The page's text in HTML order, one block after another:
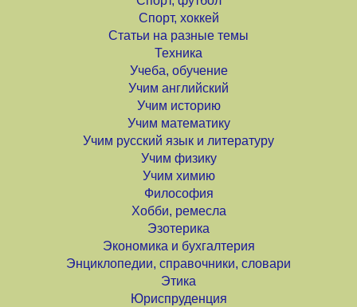
Спорт, хоккей
Статьи на разные темы
Техника
Учеба, обучение
Учим английский
Учим историю
Учим математику
Учим русский язык и литературу
Учим физику
Учим химию
Философия
Хобби, ремесла
Эзотерика
Экономика и бухгалтерия
Энциклопедии, справочники, словари
Этика
Юриспруденция